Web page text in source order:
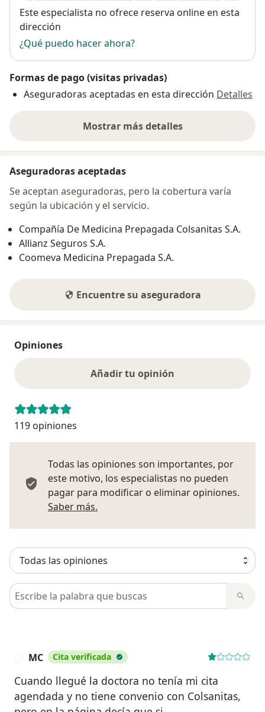
Disponibilidad
Este especialista no ofrece reserva online en esta
dirección
¿Qué puedo hacer ahora?
Formas de pago (visitas privadas)
Aseguradoras aceptadas en esta dirección Detalles
Mostrar más detalles
sobre la dirección
Aseguradoras aceptadas
Se aceptan aseguradoras, pero la cobertura varía
según la ubicación y el servicio.
Compañía De Medicina Prepagada Colsanitas S.A.
Allianz Seguros S.A.
Coomeva Medicina Prepagada S.A.
Encuentre su aseguradora
Opiniones
Añadir tu opinión
119 opiniones
Todas las opiniones son importantes, por
este motivo, los especialistas no pueden
pagar para modificar o eliminar opiniones.
Saber más.
Busca en opiniones
MC Cita verificada
Cuando llegué la doctora no tenía mi cita
agendada y no tiene convenio con Colsanitas,